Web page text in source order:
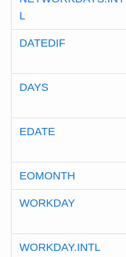
L
DATEDIF
DAYS
EDATE
EOMONTH
WORKDAY
WORKDAY.INTL